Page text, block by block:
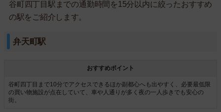
谷町四丁目駅までの通勤時間を15分以内に絞ったおすすめ
の駅をご紹介します。
弁天町駅
おすすめポイント
谷町四丁目まで10分でアクセスできるほか副都心へも出やすく、必要最低限
の買い物施設が点在していて、車や人通りが多く夜の一人歩きでも安心の
街。